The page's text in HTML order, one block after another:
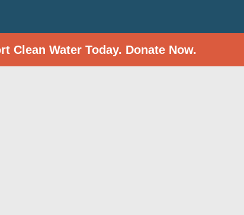
Clean Water Today. Donate Now.